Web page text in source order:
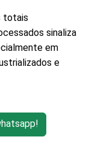
totais
sinaliza
em
e